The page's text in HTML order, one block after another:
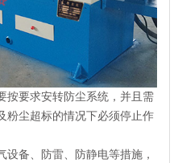
按要求安转防尘系统，并且需
粉尘超标的情况下必须停止作
设备、防雷、防静电等措施，